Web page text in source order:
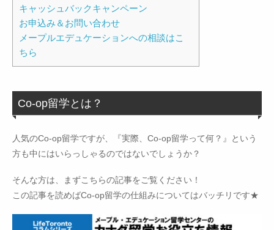
キャッシュバックキャンペーン
お申込み＆お問い合わせ
メープルエデュケーションへの相談はこ
ちら
Co-op留学とは？
人気のCo-op留学ですが、『実際、Co-op留学って何？』という
方も中にはいらっしゃるのではないでしょうか？
そんな方は、まずこちらの記事をご覧ください！
この記事を読めばCo-op留学の仕組みについてはバッチリです★